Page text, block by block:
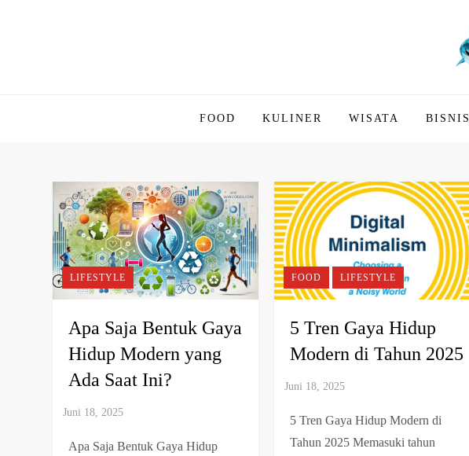
FOOD KULINER WISATA BISNIS
LIFESTYLE
Apa Saja Bentuk Gaya
Hidup Modern yang
Ada Saat Ini?
Apa Saja Bentuk Gaya Hidup
FOOD LIFESTYLE
5 Tren Gaya Hidup
Modern di Tahun 2025
5 Tren Gaya Hidup Modern di
Tahun 2025 Memasuki tahun